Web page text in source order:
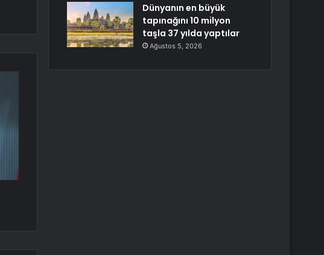
Dünyanın en büyük
tapınağını 10 milyon
taşla 37 yılda yaptılar
Ağustos 5, 2026